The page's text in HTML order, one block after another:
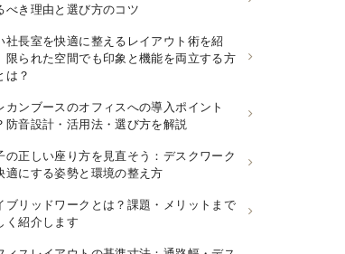
べき理由と選び方のコツ
社長室を快適に整えるレイアウト術を紹
限られた空間でも印象と機能を両立する方
は？
カンブースのオフィスへの導入ポイント
防音設計・活用法・選び方を解説
の正しい座り方を見直そう：デスクワーク
適にする姿勢と環境の整え方
ブリッドワークとは？課題・メリットまで
く紹介します